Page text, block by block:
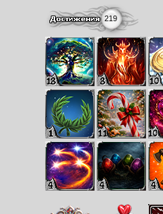
219